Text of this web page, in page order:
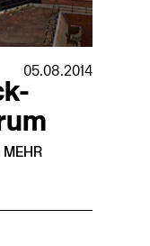
05.08.2014
MEHR